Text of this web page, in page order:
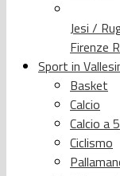
Jesi /
Firenze
Sport in
Basket
Calcio
Calcio a 5
Ciclismo